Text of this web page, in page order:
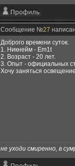
Сообщение №27
Доброго времени суток.
1. Никнейм - Em1t
2. Возраст - 20 лет.
3. Опыт - официальных
Хочу заняться
не уходи смиренно, в